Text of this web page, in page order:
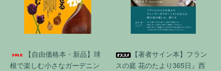
【自由価格本・新品】球
根で楽しむ小さなガーデニン
【著者サイン本】フラン
スの庭 花のたより365日』西